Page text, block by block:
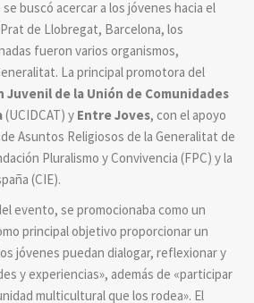
buscó acercar a los jóvenes hacia el
de Llobregat, Barcelona, los
fueron varios organismos,
La principal promotora del
Juvenil de la Unión de Comunidades
(UCIDCAT) y Entre Joves, con el apoyo
Asuntos Religiosos de la Generalitat de
Pluralismo y Convivencia (FPC) y la
(CIE).
evento, se promocionaba como un
principal objetivo proporcionar un
jóvenes puedan dialogar, reflexionar y
y experiencias», además de «participar
multicultural que los rodea». El